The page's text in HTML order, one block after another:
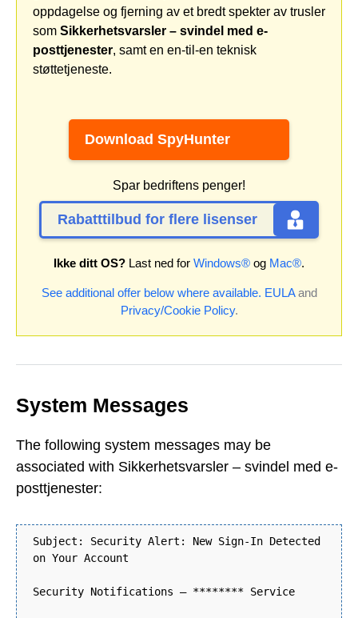
oppdagelse og fjerning av et bredt spekter av trusler
som Sikkerhetsvarsler – svindel med e-
posttjenester, samt en en-til-en teknisk
støttetjeneste.
Download SpyHunter
Spar bedriftens penger!
Rabatttilbud for flere lisenser
Ikke ditt OS? Last ned for Windows® og Mac®.
See additional offer below where available. EULAand
Privacy/Cookie Policy.
System Messages
The following system messages may be
associated with Sikkerhetsvarsler – svindel med e-
posttjenester:
Subject: Security Alert: New Sign-In Detected
on Your Account
Security Notifications — ******** Service